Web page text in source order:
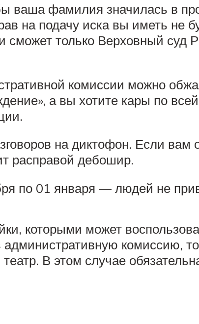
ваша фамилия значилась в
на подачу иска вы иметь не
только Верховный суд
комиссии можно
а вы хотите кары по
на диктофон. Если
расправой дебошир.
по 01 января — людей не
которыми может
комиссию,
В этом случае